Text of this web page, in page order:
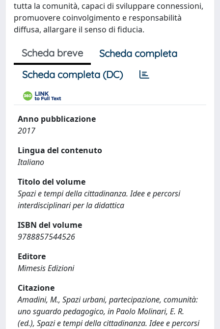
tutta la comunità, capaci di sviluppare connessioni,
promuovere coinvolgimento e responsabilità
diffusa, allargare il senso di fiducia.
Scheda breve
Scheda completa
Scheda completa (DC)
Anno pubblicazione
2017
Lingua del contenuto
Italiano
Titolo del volume
Spazi e tempi della cittadinanza. Idee e percorsi
interdisciplinari per la didattica
ISBN del volume
9788857544526
Editore
Mimesis Edizioni
Citazione
Amadini, M., Spazi urbani, partecipazione, comunità:
uno sguardo pedagogico, in Paolo Molinari, E. R.
(ed.), Spazi e tempi della cittadinanza. Idee e percorsi